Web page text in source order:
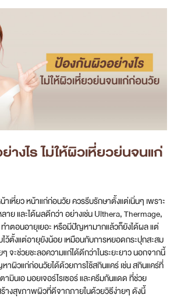
งไร ไม่ให้ผิวเหี่ยวย่นจนแก่
หี่ยว หน้าแก่ก่อนวัย ควรรีบรักษาตั้งแต่เนิ่นๆ เพราะ
าย และได้ผลดีกว่า อย่างเช่น Ulthera, Thermage,
ำตอนอายุเยอะ หรือมีปัญหามากแล้วก็ยังได้ผล แต่
ว้ตั้งแต่อายุยังน้อย เหมือนกับการหยอดกระปุกสะสม
ๆ จะช่วยชะลอความแก่ได้ดีกว่าในระยะยาว นอกจากนี้
ผิวแก่ก่อนวัยได้ด้วยการใช้สกินแคร์ เช่น สกินแคร์ที่
มินเอ มอยเจอร์ไรเซอร์ และครีมกันแดด ที่ช่วย
างสุขภาพผิวที่ดีจากภายในด้วยวิธีง่ายๆ ดังนี้